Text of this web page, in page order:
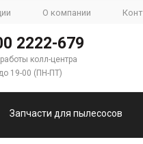
О компании
2222-679
колл-центра
19-00 (ПН-ПТ)
Запчасти для пылесосов